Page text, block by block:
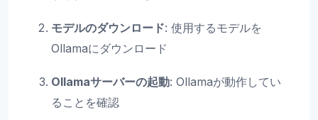
モデルのダウンロード: 使用するモデルを
Ollamaにダウンロード
Ollamaサーバーの起動: Ollamaが動作してい
ることを確認